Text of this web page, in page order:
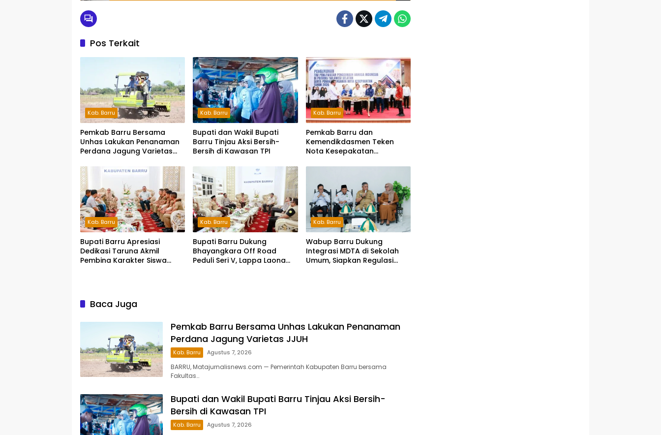
Pos Terkait
Kab. Barru
Pemkab Barru Bersama
Unhas Lakukan Penanaman
Perdana Jagung Varietas
Kab. Barru
Bupati dan Wakil Bupati
Barru Tinjau Aksi Bersih-
Bersih di Kawasan TPI
Kab. Barru
Pemkab Barru dan
Kemendikdasmen Teken
Nota Kesepakatan
Indonesia dan Bahasa
Kab. Barru
Bupati Barru Apresiasi
Dedikasi Taruna Akmil
Pembina Karakter Siswa
Kab. Barru
Bupati Barru Dukung
Bhayangkara Off Road
Peduli Seri V, Lappa Laona
Kab. Barru
Wabup Barru Dukung
Integrasi MDTA di Sekolah
Umum, Siapkan Regulasi
Baca Juga
Pemkab Barru Bersama Unhas Lakukan Penanaman
Perdana Jagung Varietas JJUH
Kab. Barru Agustus 7, 2026
BARRU, Matajurnalisnews.com — Pemerintah Kabupaten Barru bersama
Fakultas…
Bupati dan Wakil Bupati Barru Tinjau Aksi Bersih-
Bersih di Kawasan TPI
Kab. Barru Agustus 7, 2026